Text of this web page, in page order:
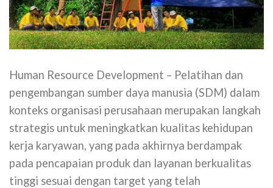
Human Resource Development – Pelatihan dan
pengembangan sumber daya manusia (SDM) dalam
konteks organisasi perusahaan merupakan langkah
strategis untuk meningkatkan kualitas kehidupan
kerja karyawan, yang pada akhirnya berdampak
pada pencapaian produk dan layanan berkualitas
tinggi sesuai dengan target yang telah